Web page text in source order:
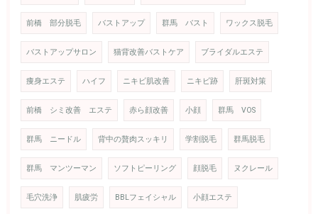
前橋 部分脱毛 バストアップ 群馬 バスト ワックス脱毛
バストアップサロン 猫背改善バストケア ブライダルエステ
痩身エステ ハイフ ニキビ肌改善 ニキビ跡 肝斑対策
前橋 シミ改善 エステ 赤ら顔改善 小顔 群馬 VOS
群馬 ニードル 背中の贅肉スッキリ 学割脱毛 群馬脱毛
群馬 マンツーマン ソフトピーリング 顔脱毛 ヌクレール
毛穴洗浄 肌疲労 BBLフェイシャル 小顔エステ